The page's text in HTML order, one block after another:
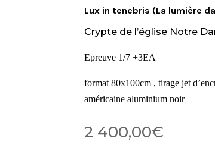
Lux in tenebris (La lumière
Crypte de l’église Notre
Epreuve 1/7 +3EA
format 80x100cm , tirage jet
américaine aluminium noir
2 400,00€